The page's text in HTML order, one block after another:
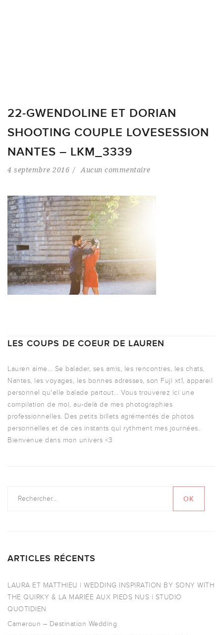
22-GWENDOLINE ET DORIAN
SHOOTING COUPLE LOVESESSION
NANTES – LKM_3339
4 septembre 2016 Aucun commentaire
LES COUPS DE COEUR DE LAUREN
Lauren aime... Se balader, ses amis, les rencontres, les chats,
Nantes, les voyages, les bonnes adresses, son Fuji xt1, appareil
personnel qu'elle balade partout... Vous trouverez ici une
compilation de moi, au-delà de mes photographies
professionnelles. Des petits billets agrémentés de photos
personnelles et de ces instants qui rythment mes journées.
Bienvenue dans mon univers <3
ARTICLES RÉCENTS
LAURA ET MATTHIEU | WEDDING INSPIRATION BY SONY WITH
THE QUIRKY & LA MARIÉE AUX PIEDS NUS | STUDIO
QUOTIDIEN
Cameroun – Destination Wedding